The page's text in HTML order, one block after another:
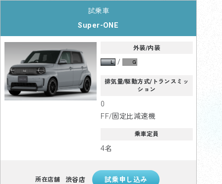
外装/内装
Super-ONE
排気量/駆動方式/トランスミッ
ション
0
FF/固定比減速機
乗車定員
4名
所在店舗 渋谷店